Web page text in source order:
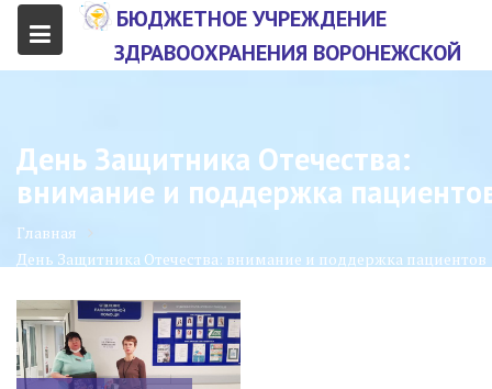
БЮДЖЕТНОЕ УЧРЕЖДЕНИЕ
ЗДРАВООХРАНЕНИЯ ВОРОНЕЖСКОЙ
КЛИНИЧЕСКИЙ ОНКОЛОГИЧЕСКИЙ
ЦЕНТР"
День Защитника Отечества:
внимание и поддержка
Главная
День Защитника Отечества: внимание и поддержка пациентов